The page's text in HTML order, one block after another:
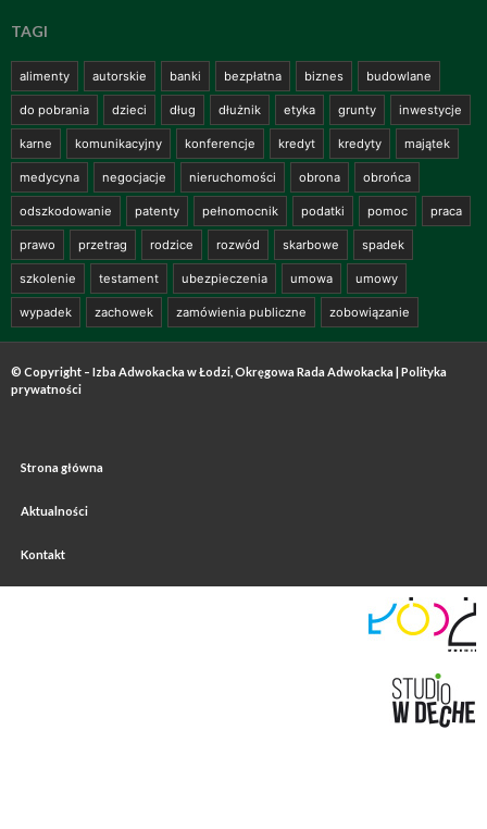
TAGI
alimenty autorskie banki bezpłatna biznes budowlane
do pobrania dzieci dług dłużnik etyka grunty inwestycje
karne komunikacyjny konferencje kredyt kredyty majątek
medycyna negocjacje nieruchomości obrona obrońca
odszkodowanie patenty pełnomocnik podatki pomoc praca
prawo przetrag rodzice rozwód skarbowe spadek
szkolenie testament ubezpieczenia umowa umowy
wypadek zachowek zamówienia publiczne zobowiązanie
© Copyright – Izba Adwokacka w Łodzi, Okręgowa Rada Adwokacka | Polityka
prywatności
Strona główna
Aktualności
Kontakt